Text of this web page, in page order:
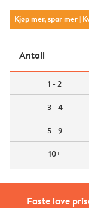
Faste lave
Kjøp mer, spar mer|
Antall
1 - 2
3 - 4
5 - 9
10+